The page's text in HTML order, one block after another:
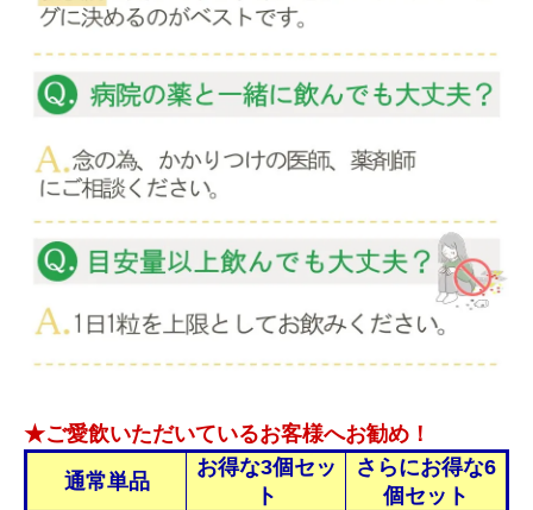
★ご愛飲いただいているお客様へお勧め！
通常単品
お得な3個セッ
ト
さらにお得な6
個セット